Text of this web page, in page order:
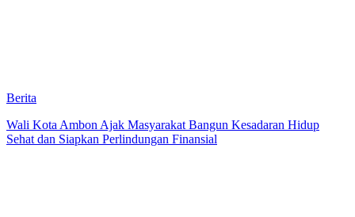
Berita
Wali Kota Ambon Ajak Masyarakat Bangun Kesadaran Hidup
Sehat dan Siapkan Perlindungan Finansial